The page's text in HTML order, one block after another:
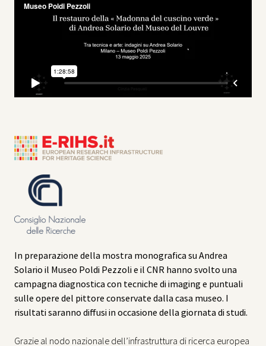
In preparazione della mostra monografica su Andrea
Solario il Museo Poldi Pezzoli e il CNR hanno svolto una
campagna diagnostica con tecniche di imaging e puntuali
sulle opere del pittore conservate dalla casa museo. I
risultati saranno diffusi in occasione della giornata di studi.
Grazie al nodo nazionale dell’infrastruttura di ricerca europea